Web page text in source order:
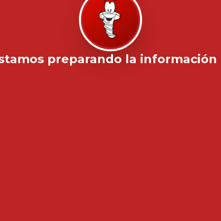
preparando la información